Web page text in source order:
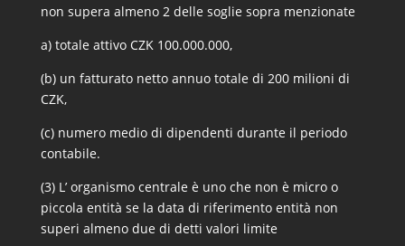
non supera almeno 2 delle soglie sopra menzionate
a) totale attivo CZK 100.000.000,
(b) un fatturato netto annuo totale di 200 milioni di
CZK,
(c) numero medio di dipendenti durante il periodo
contabile.
(3) L’ organismo centrale è uno che non è micro o
piccola entità se la data di riferimento entità non
superi almeno due di detti valori limite